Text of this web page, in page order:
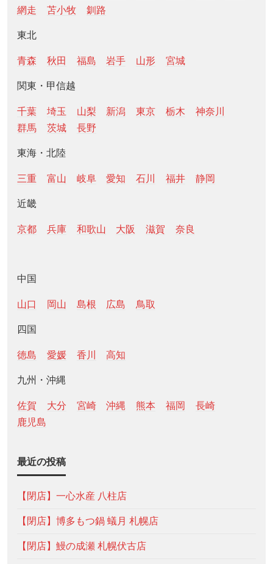
網走
苫小牧 釧路
東北
青森 秋田 福島 岩手 山形 宮城
関東・甲信越
千葉 埼玉 山梨 新潟 東京 栃木
神奈川
群馬
茨城 長野
東海・北陸
三重 富山 岐阜 愛知 石川 福井 静岡
近畿
京都 兵庫 和歌山 大阪 滋賀 奈良
中国
山口 岡山 島根 広島 鳥取
四国
徳島 愛媛 香川 高知
九州・沖縄
佐賀 大分 宮崎 沖縄 熊本 福岡
長崎
鹿児島
最近の投稿
【閉店】一心水産 八柱店
【閉店】博多もつ鍋 蟻月 札幌店
【閉店】鰻の成瀬 札幌伏古店